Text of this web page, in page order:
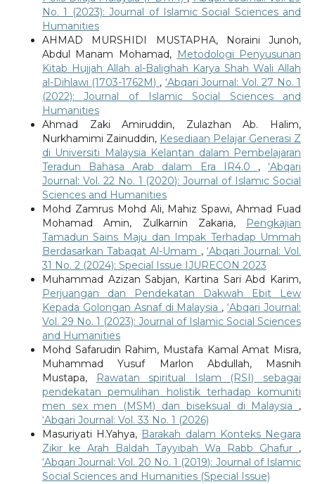
No. 1 (2023): Journal of Islamic Social Sciences and
Humanities
AHMAD MURSHIDI MUSTAPHA, Noraini Junoh,
Abdul Manam Mohamad, Metodologi Penyusunan
Kitab Hujjah Allah al-Balighah Karya Shah Wali Allah
al-Dihlawi (1703-1762M) , ‘Abqari Journal: Vol. 27 No. 1
(2022): Journal of Islamic Social Sciences and
Humanities
Ahmad Zaki Amiruddin, Zulazhan Ab. Halim,
Nurkhamimi Zainuddin, Kesediaan Pelajar Generasi Z
di Universiti Malaysia Kelantan dalam Pembelajaran
Teradun Bahasa Arab dalam Era IR4.0 ,‘Abqari
Journal: Vol. 22 No. 1 (2020): Journal of Islamic Social
Sciences and Humanities
Mohd Zamrus Mohd Ali, Mahiz Spawi, Ahmad Fuad
Mohamad Amin, Zulkarnin Zakaria,
Pengkajian
Tamadun Sains Maju dan Impak Terhadap Ummah
Berdasarkan Tabaqat Al-Umam , ‘Abqari Journal: Vol.
31 No. 2 (2024): Special Issue IJURECON 2023
Muhammad Azizan Sabjan, Kartina Sari Abd Karim,
Perjuangan dan Pendekatan Dakwah Ebit Lew
Kepada Golongan Asnaf di Malaysia ,‘Abqari Journal:
Vol. 29 No. 1 (2023): Journal of Islamic Social Sciences
and Humanities
Mohd Safarudin Rahim, Mustafa Kamal Amat Misra,
Muhammad Yusuf Marlon Abdullah, Masnih
Mustapa,
Rawatan spiritual Islam (RSI) sebagai
pendekatan pemulihan holistik terhadap komuniti
men sex men (MSM) dan biseksual di Malaysia ,
‘Abqari Journal: Vol. 33 No. 1 (2026)
Masuriyati H.Yahya, Barakah dalam Konteks Negara
Zikir ke Arah Baldah Tayyibah Wa Rabb Ghafur ,
‘Abqari Journal: Vol. 20 No. 1 (2019): Journal of Islamic
Social Sciences and Humanities (Special Issue)